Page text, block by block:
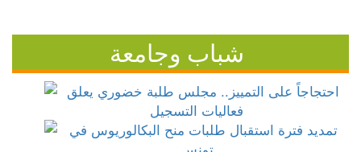
شباب وجامعة